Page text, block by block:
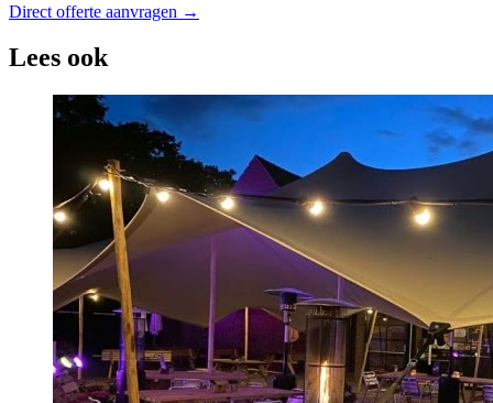
Direct offerte aanvragen →
Lees ook